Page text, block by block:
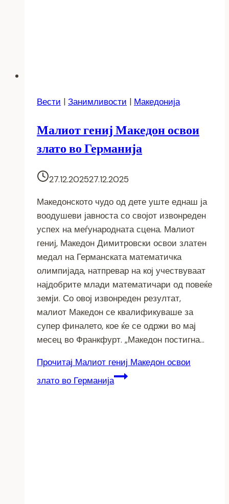
Вести | Занимливости | Македонија
Малиот гениј Македон освои
злато во Германија
27.12.202527.12.2025
Македонското чудо од дете уште еднаш ја
воодушеви јавноста со својот извонреден
успех на меѓународната сцена. Мaлиот
гениј, Македон Димитровски освои златен
медал на Германската математичка
олимпијада, натпревар на кој учествуваат
најдобрите млади математичари од повеќе
земји. Со овој извонреден резултат,
малиот Македон се квалификуваше за
супер финалето, кое ќе се одржи во мај
месец во Франкфурт. „Македон постигна…
Прочитај Малиот гениј Македон освои
злато во Германија